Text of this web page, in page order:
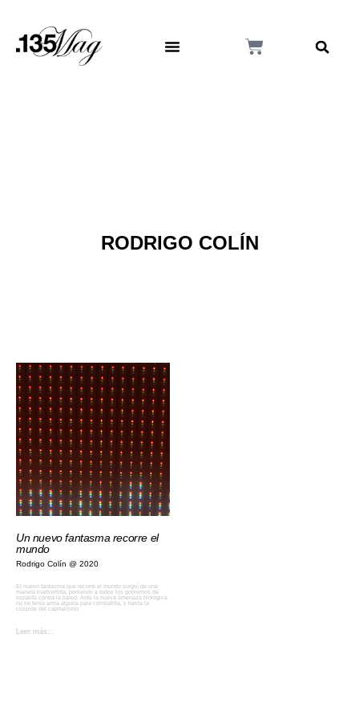
RODRIGO COLÍN
Un nuevo fantasma recorre el
mundo
Rodrigo Colín 2020
El nuevo fantasma que recorre el mundo surgió de una
manera inadvertida, poniendo a todos los gobiernos de
espalda contra la pared. Ante la nueva amenaza biológica
no se tenía arma alguna para combatirla, y hasta la
cúspide del capitalismo
Leer más...